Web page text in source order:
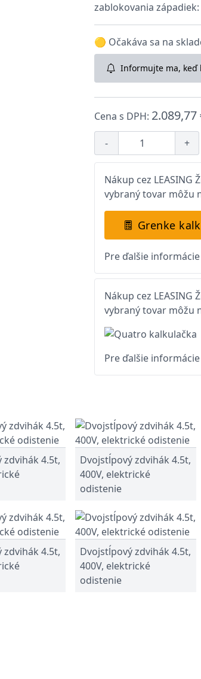
zablokovania západiek:
🟡 Očakáva sa na
Informujte ma, keď
Cena s DPH: 2.089,77
- +
Nákup cez
vybraný tovar môžu
Grenke
Pre ďalšie informácie
Nákup cez
vybraný tovar môžu
Pre ďalšie
zdvihák 4.5t,
Dvojstĺpový zdvihák 4.5t,
400V, elektrické
odistenie
zdvihák 4.5t,
Dvojstĺpový zdvihák 4.5t,
400V, elektrické
odistenie